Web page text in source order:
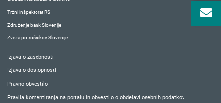
Tržni inšpektorat RS
Združenje bank Slovenije
Zveza potrošnikov Slovenije
Izjava o zasebnosti
Izjava o dostopnosti
Pravno obvestilo
Pravila komentiranja na portalu in obvestilo o obdelavi osebnih podatkov